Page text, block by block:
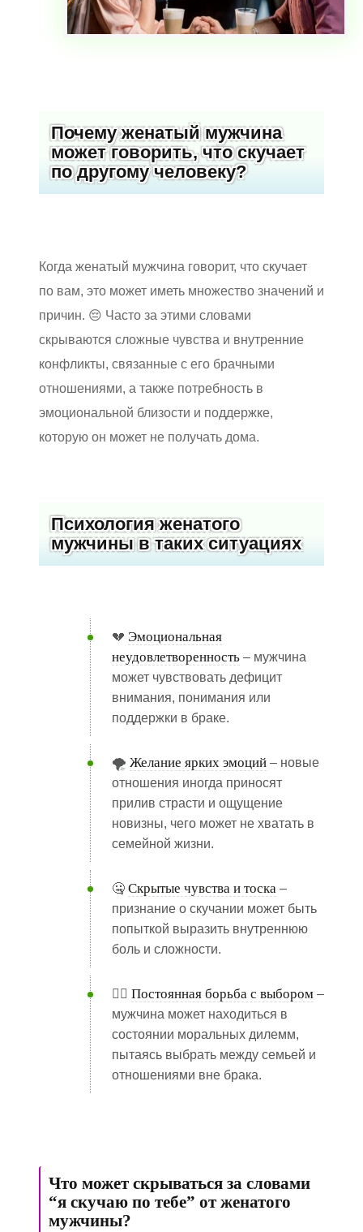
Почему женатый мужчина
может говорить, что скучает
по другому человеку?
Когда женатый мужчина говорит, что скучает
по вам, это может иметь множество значений и
причин. 😔 Часто за этими словами
скрываются сложные чувства и внутренние
конфликты, связанные с его брачными
отношениями, а также потребность в
эмоциональной близости и поддержке,
которую он может не получать дома.
Психология женатого
мужчины в таких ситуациях
💔 Эмоциональная
неудовлетворенность – мужчина
может чувствовать дефицит
внимания, понимания или
поддержки в браке.
🌪️ Желание ярких эмоций – новые
отношения иногда приносят
прилив страсти и ощущение
новизны, чего может не хватать в
семейной жизни.
🤐 Скрытые чувства и тоска –
признание о скучании может быть
попыткой выразить внутреннюю
боль и сложности.
🕵️‍♂️ Постоянная борьба с выбором –
мужчина может находиться в
состоянии моральных дилемм,
пытаясь выбрать между семьей и
отношениями вне брака.
Что может скрываться за словами
“я скучаю по тебе” от женатого
мужчины?